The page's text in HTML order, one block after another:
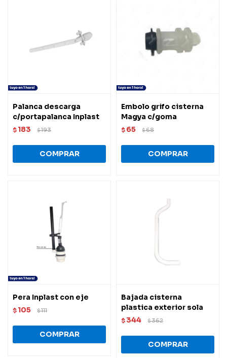
Palanca descarga
c/portapalanca Inplast
$ 183 $193
Embolo grifo cisterna
Magya c/goma
$ 65 $68
Pera Inplast con eje
$ 105 $111
Bajada cisterna
plastica exterior sola
$ 344 $362